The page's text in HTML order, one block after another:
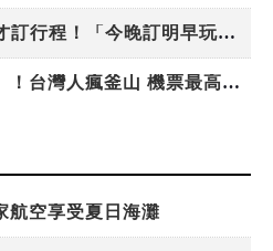
每4人就有1人到當地才訂行程！「今晚訂明早玩」早鳥也享8折優惠 P人、J人同步滿足
「你可能得了釜山病」！台灣人瘋釜山 機票最高現折千元
航空享受夏日海灘